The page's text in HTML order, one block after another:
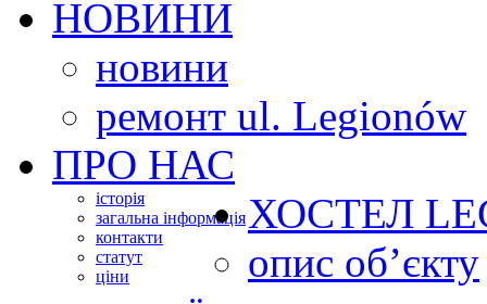
НОВИНИ
новини
ремонт ul. Legionów
ПРО НАС
історія
загальна інформація
контакти
статут
ціни
ХОСТЕЛ
опис об’єкту